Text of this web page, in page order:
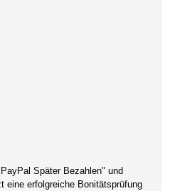
Später Bezahlen" und
eine erfolgreiche Bonitätsprüfung